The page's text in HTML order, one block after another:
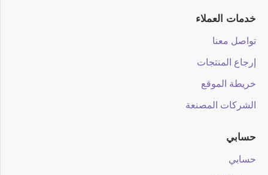
خدمات العملاء
تواصل معنا
إرجاع المنتجات
خريطة الموقع
الشركات المصنعة
حسابي
حسابي